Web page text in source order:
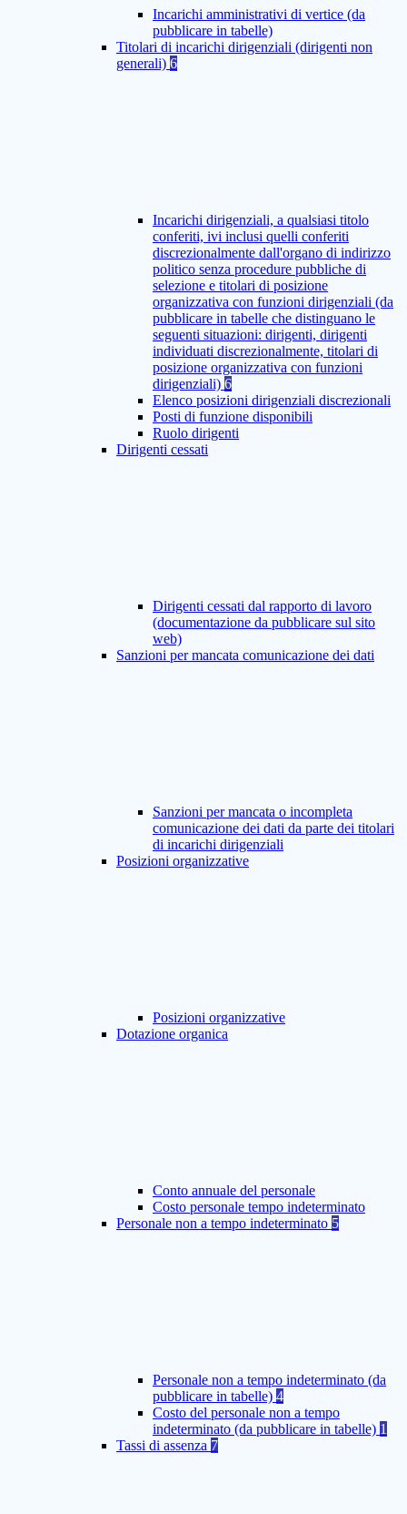
Incarichi amministrativi di vertice (da
pubblicare in tabelle)
Titolari di incarichi dirigenziali (dirigenti non
generali) 6
Incarichi dirigenziali, a qualsiasi titolo
conferiti, ivi inclusi quelli conferiti
discrezionalmente dall'organo di indirizzo
politico senza procedure pubbliche di
selezione e titolari di posizione
organizzativa con funzioni dirigenziali (da
pubblicare in tabelle che distinguano le
seguenti situazioni: dirigenti, dirigenti
individuati discrezionalmente, titolari di
posizione organizzativa con funzioni
dirigenziali) 6
Elenco posizioni dirigenziali discrezionali
Posti di funzione disponibili
Ruolo dirigenti
Dirigenti cessati
Dirigenti cessati dal rapporto di lavoro
(documentazione da pubblicare sul sito
web)
Sanzioni per mancata comunicazione dei dati
Sanzioni per mancata o incompleta
comunicazione dei dati da parte dei titolari
di incarichi dirigenziali
Posizioni organizzative
Posizioni organizzative
Dotazione organica
Conto annuale del personale
Costo personale tempo indeterminato
Personale non a tempo indeterminato 5
Personale non a tempo indeterminato (da
pubblicare in tabelle) 4
Costo del personale non a tempo
indeterminato (da pubblicare in tabelle) 1
Tassi di assenza 7